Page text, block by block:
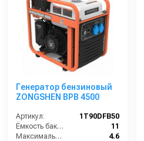
Генератор бензиновый
ZONGSHEN BPB 4500
Артикул:
1T90DFB50
Ёмкость бака (л):
11
Максимальная мощность (кВА):
4.6